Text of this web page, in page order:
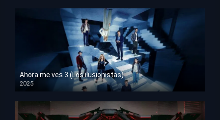
Ahora me ves 3 (Los ilusionistas)
2025
HD 1080p